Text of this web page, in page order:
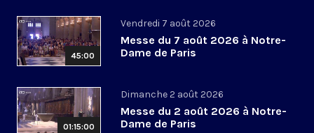
45:00
Vendredi 7 août 2026
Messe du 7 août 2026 à Notre-
Dame de Paris
01:15:00
Dimanche 2 août 2026
Messe du 2 août 2026 à Notre-
Dame de Paris